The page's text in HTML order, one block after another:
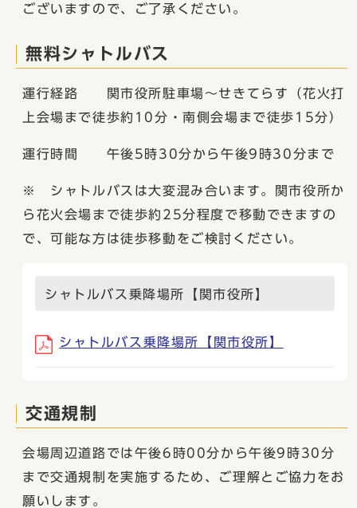
ございますので、ご了承ください。
無料シャトルバス
運行経路 関市役所駐車場～せきてらす（花火打
上会場まで徒歩約10分・南側会場まで徒歩15分）
運行時間 午後5時30分から午後9時30分まで
※ シャトルバスは大変混み合います。関市役所か
ら花火会場まで徒歩約25分程度で移動できますの
で、可能な方は徒歩移動をご検討ください。
シャトルバス乗降場所【関市役所】
シャトルバス乗降場所【関市役所】
交通規制
会場周辺道路では午後6時00分から午後9時30分
まで交通規制を実施するため、ご理解とご協力をお
願いします。